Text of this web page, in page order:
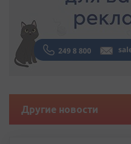
Другие новости